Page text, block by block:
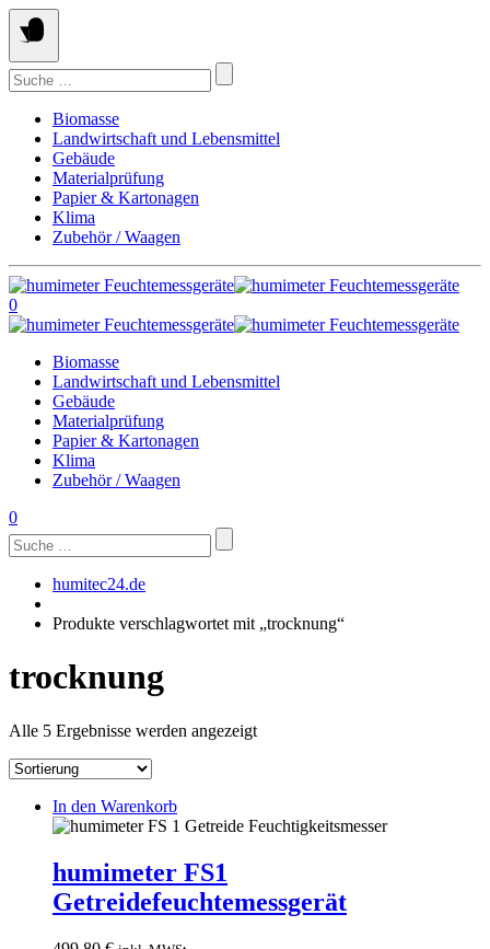
Springe
zum
Inhalt
Suchen
nach:
Biomasse
Landwirtschaft und Lebensmittel
Gebäude
Materialprüfung
Papier & Kartonagen
Klima
Zubehör / Waagen
0
Biomasse
Landwirtschaft und Lebensmittel
Gebäude
Materialprüfung
Papier & Kartonagen
Klima
Zubehör / Waagen
0
Suchen
nach:
humitec24.de
Produkte verschlagwortet mit „trocknung“
trocknung
Alle 5 Ergebnisse werden angezeigt
In den Warenkorb
humimeter FS1
Getreidefeuchtemessgerät